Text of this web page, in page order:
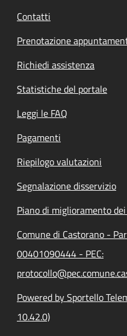
Contatti
Prenotazione
Richiedi assistenza
Statistiche del portale
Leggi le FAQ
Pagamenti
Riepilogo valutazioni
Segnalazione disservizio
Piano di miglioramento
Comune di Castorano -
00401090444 - PEC:
Powered by Sportello
10.42.0)